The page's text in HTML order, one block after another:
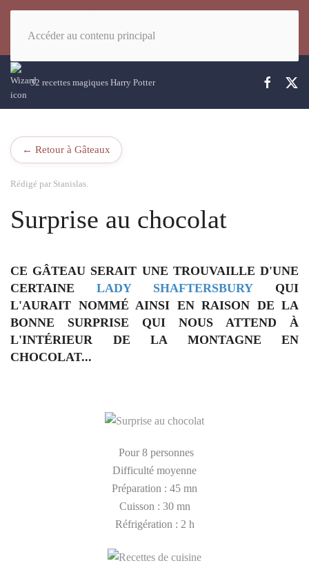
Accéder au contenu principal
32 recettes magiques Harry Potter
← Retour à Gâteaux
Rédigé par Stanislas.
Surprise au chocolat
CE GÂTEAU SERAIT UNE TROUVAILLE D'UNE
CERTAINE LADY SHAFTERSBURY QUI
L'AURAIT NOMMÉ AINSI EN RAISON DE LA
BONNE SURPRISE QUI NOUS ATTEND À
L'INTÉRIEUR DE LA MONTAGNE EN
CHOCOLAT...
Pour 8 personnes
Difficulté moyenne
Préparation : 45 mn
Cuisson : 30 mn
Réfrigération : 2 h